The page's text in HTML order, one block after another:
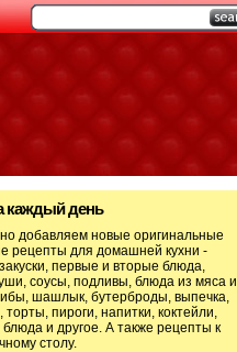
каждый день
добавляем новые оригинальные
рецепты для домашней кухни -
первые и вторые блюда,
соусы, подливы, блюда из мяса и
шашлык, бутерброды, выпечка,
торты, пироги, напитки, коктейли,
и другое. А также рецепты к
столу.